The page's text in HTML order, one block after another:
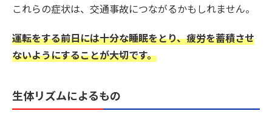
これらの症状は、交通事故につながるかもしれません。
運転をする前日には十分な睡眠をとり、疲労を蓄積させ
ないようにすることが大切です。
生体リズムによるもの